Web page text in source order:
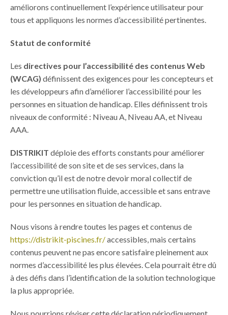
améliorons continuellement l’expérience utilisateur pour
tous et appliquons les normes d’accessibilité pertinentes.
Statut de conformité
Les directives pour l’accessibilité des contenus Web
(WCAG) définissent des exigences pour les concepteurs et
les développeurs afin d’améliorer l’accessibilité pour les
personnes en situation de handicap. Elles définissent trois
niveaux de conformité : Niveau A, Niveau AA, et Niveau
AAA.
DISTRIKIT déploie des efforts constants pour améliorer
l’accessibilité de son site et de ses services, dans la
conviction qu’il est de notre devoir moral collectif de
permettre une utilisation fluide, accessible et sans entrave
pour les personnes en situation de handicap.
Nous visons à rendre toutes les pages et contenus de
https://distrikit-piscines.fr/accessibles, mais certains
contenus peuvent ne pas encore satisfaire pleinement aux
normes d’accessibilité les plus élevées. Cela pourrait être dû
à des défis dans l’identification de la solution technologique
la plus appropriée.